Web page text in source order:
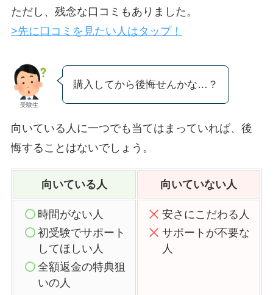
ただし、残念な口コミもありました。
>先に口コミを見たい人はタップ！
受験生
購入してから後悔せんかな…？
向いている人に一つでも当てはまっていれば、後
悔することはないでしょう。
向いている人 向いていない人
時間がない人
初受験でサポート
してほしい人
全額返金の特典狙
いの人
安さにこだわる人
サポートが不要な
人